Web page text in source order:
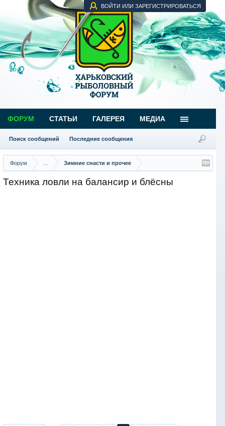
ВОЙТИ ИЛИ ЗАРЕГИСТРИРОВАТЬСЯ
Форум Зимние снасти и прочее
Техника ловли на балансир и блёсны
ФОРУМ
Поиск сообщений Последние сообщения
СТАТЬИ ГАЛЕРЕЯ МЕДИА